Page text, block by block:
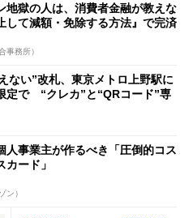
開催
地獄の人は、消費者金融が教えな
して減額・免除する方法』で完済
事務所）
ない”改札、東京メトロ上野駅に
で “クレカ”と“QRコード”専
人事業主が作るべき「圧倒的コス
カード」
ン）